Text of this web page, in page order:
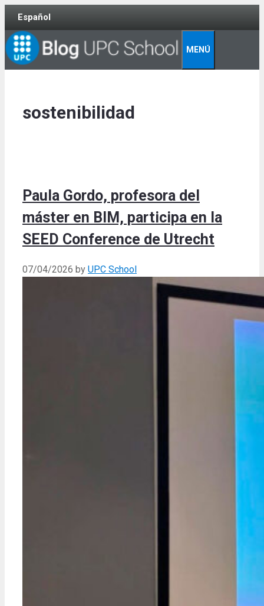
Skip
content
Español
MENÚ
sostenibilidad
Paula Gordo, profesora del
máster en BIM, participa en la
SEED Conference de Utrecht
07/04/2026 by UPC School